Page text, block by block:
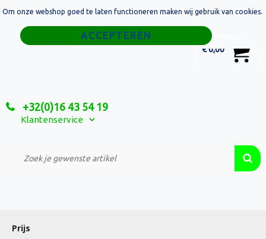
€ 0,00
+32(0)16 43 54 19
Klantenservice
Home
Relatiegeschenken
Custom Made Projecten
Prijs
Om onze webshop goed te laten functioneren maken wij gebruik van cookies.